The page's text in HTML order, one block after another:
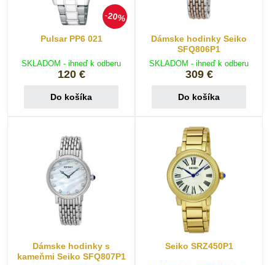
20%
Pulsar PP6 021
SKLADOM - ihneď k odberu
120 €
Do košíka
Dámske hodinky Seiko
SFQ806P1
SKLADOM - ihneď k odberu
309 €
Do košíka
Dámske hodinky s
kameňmi Seiko SFQ807P1
Seiko SRZ450P1